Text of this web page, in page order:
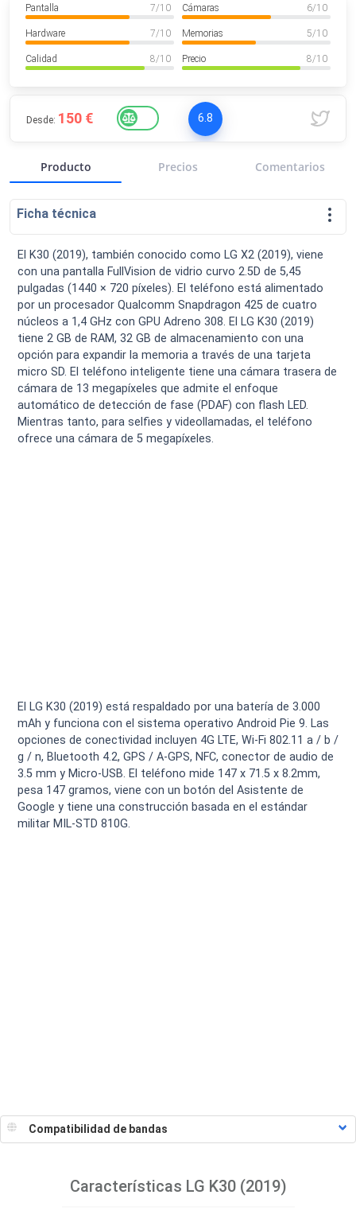
Luchinen
Uruguay
Hola me gustaría saber Si el celula...
VER MÁS
Pantalla 7/ 10 Cámaras 6/ 10
Hardware 7/ 10 Memorias 5/ 10
Calidad 8/ 10 Precio 8/ 10
Desde: 150 € 6.8
Producto Precios Comentarios
Ficha técnica
El K30 (2019), también conocido como LG X2 (2019), viene
con una pantalla FullVision de vidrio curvo 2.5D de 5,45
pulgadas (1440 × 720 píxeles). El teléfono está alimentado
por un procesador Qualcomm Snapdragon 425 de cuatro
núcleos a 1,4 GHz con GPU Adreno 308. El LG K30 (2019)
tiene 2 GB de RAM, 32 GB de almacenamiento con una
opción para expandir la memoria a través de una tarjeta
micro SD. El teléfono inteligente tiene una cámara trasera de
cámara de 13 megapíxeles que admite el enfoque
automático de detección de fase (PDAF) con flash LED.
Mientras tanto, para selfies y videollamadas, el teléfono
ofrece una cámara de 5 megapíxeles.
El LG K30 (2019) está respaldado por una batería de 3.000
mAh y funciona con el sistema operativo Android Pie 9. Las
opciones de conectividad incluyen 4G LTE, Wi-Fi 802.11 a / b /
g / n, Bluetooth 4.2, GPS / A-GPS, NFC, conector de audio de
3.5 mm y Micro-USB. El teléfono mide 147 x 71.5 x 8.2mm,
pesa 147 gramos, viene con un botón del Asistente de
Google y tiene una construcción basada en el estándar
militar MIL-STD 810G.
Características LG K30 (2019)
Descargas Comparativas
Operadores Eventos Comparador